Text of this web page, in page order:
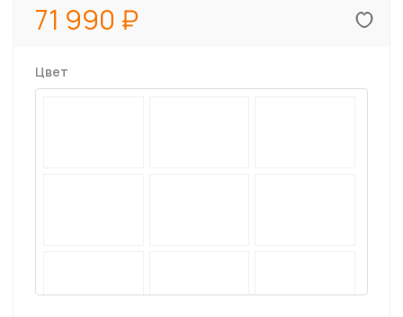
71 990
Цвет